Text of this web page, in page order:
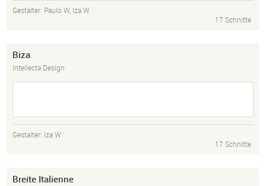
Gestalter: Paulo W, Iza W
17 Schnitte
Biza
Intellecta Design
Gestalter: Iza W
17 Schnitte
Breite Italienne